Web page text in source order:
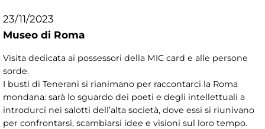
23/11/2023
Museo di Roma
Visita dedicata ai possessori della MIC card e alle persone
sorde.
I busti di Tenerani si rianimano per raccontarci la Roma
mondana: sarà lo sguardo dei poeti e degli intellettuali a
introdurci nei salotti dell’alta società, dove essi si riunivano
per confrontarsi, scambiarsi idee e visioni sul loro tempo.